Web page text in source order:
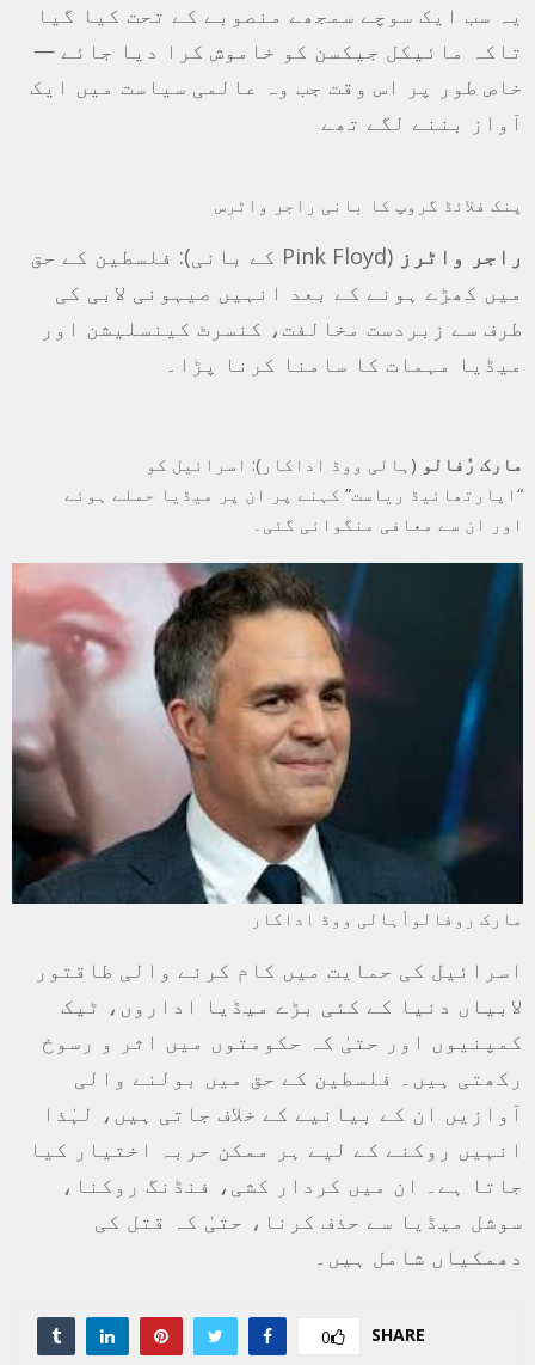
یہ سب ایک سوچے سمجھے منصوبے کے تحت کیا گیا
تاکہ مائیکل جیکسن کو خاموش کرا دیا جائے —
خاص طور پر اس وقت جب وہ عالمی سیاست میں ایک
آواز بننے لگے تھے
پنک فلائڈ گروپ کا بانی راجر واٹرس
راجر واٹرز
(Pink Floyd کے بانی): فلسطین کے حق
میں کھڑے ہونے کے بعد انہیں صیہونی لابی کی
طرف سے زبردست مخالفت، کنسرٹ کینسلیشن اور
میڈیا مہمات کا سامنا کرنا پڑا۔
مارک رُفالو (ہالی ووڈ اداکار): اسرائیل کو
“اپارتھائیڈ ریاست” کہنے پر ان پر میڈیا حملے ہوئے
اور ان سے معافی منگوائی گئی۔
مارک روفالوأہالی ووڈ اداکار
اسرائیل کی حمایت میں کام کرنے والی طاقتور
لابیاں دنیا کے کئی بڑے میڈیا اداروں، ٹیک
کمپنیوں اور حتیٰ کہ حکومتوں میں اثر و رسوخ
رکھتی ہیں۔ فلسطین کے حق میں بولنے والی
آوازیں ان کے بیانیے کے خلاف جاتی ہیں، لہٰذا
انہیں روکنے کے لیے ہر ممکن حربہ اختیار کیا
جاتا ہے۔ ان میں کردار کشی، فنڈنگ روکنا،
سوشل میڈیا سے حذف کرنا، حتیٰ کہ قتل کی
دھمکیاں شامل ہیں۔
SHARE
0